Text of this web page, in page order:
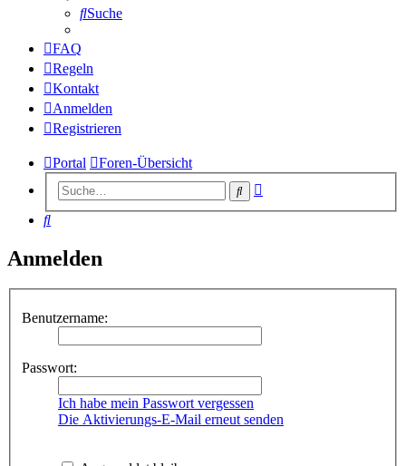
Suche
FAQ
Regeln
Kontakt
Anmelden
Registrieren
Portal Foren-Übersicht
Suche
Suche
Anmelden
Benutzername:
Passwort:
Ich habe mein Passwort vergessen
Die Aktivierungs-E-Mail erneut senden